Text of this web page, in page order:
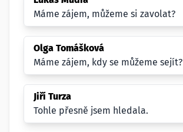
Máme zájem, můžeme si zavolat?
Olga Tomášková
Máme zájem, kdy se můžeme sejít?
Jiří Turza
Tohle přesně jsem hledala.